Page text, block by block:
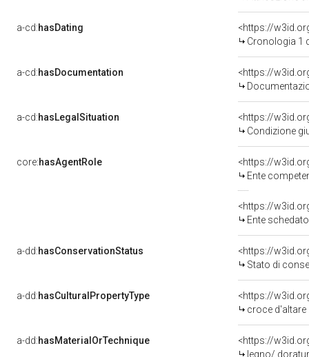
a-cd:hasDating
<https://
Cronologia 1
a-cd:hasDocumentation
a-cd:hasLegalSituation
Condizione
core:hasAgentRole
<https://
Ente
<https://
Ente schedatore del
a-dd:hasConservationStatus
<https://
Stato di
a-dd:hasCulturalPropertyType
<https://
croce d'altare
a-dd:hasMaterialOrTechnique
<https://
legno/